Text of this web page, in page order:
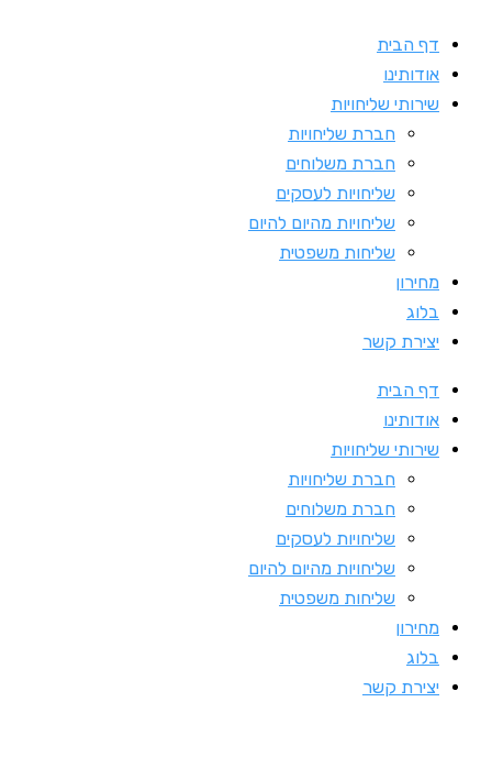
דף הבית
אודותינו
שירותי שליחויות
חברת שליחויות
חברת משלוחים
שליחויות לעסקים
שליחויות מהיום להיום
שליחות משפטית
מחירון
בלוג
יצירת קשר
דף הבית
אודותינו
שירותי שליחויות
חברת שליחויות
חברת משלוחים
שליחויות לעסקים
שליחויות מהיום להיום
שליחות משפטית
מחירון
בלוג
יצירת קשר